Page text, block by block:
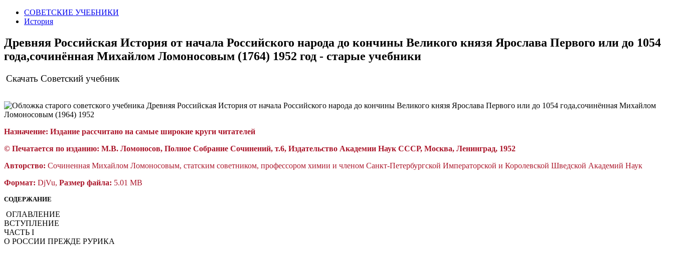
СОВЕТСКИЕ УЧЕБНИКИ
История
Древняя Российская История от начала Российского народа до кончины Великого князя Ярослава Первого или до 1054
года,сочинённая Михайлом Ломоносовым (1764) 1952 год - старые учебники
Скачать Советский учебник
Назначение: Издание рассчитано на самые широкие круги читателей
© Печатается по изданию: М.В. Ломоносов, Полное Собрание Сочинений, т.6, Издательство Академии Наук СССР, Москва, Ленинград, 1952
Авторство: Сочиненная Михайлом Ломоносовым, статским советником, профессором химии и членом Санкт-Петербургской Императорской и Королевской Шведской Академий Наук
Формат: DjVu, Размер файла: 5.01 MB
СОДЕРЖАНИЕ
ОГЛАВЛЕНИЕ
ВСТУПЛЕНИЕ
ЧАСТЬ I
О РОССИИ ПРЕЖДЕ РУРИКА